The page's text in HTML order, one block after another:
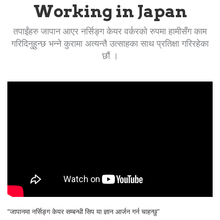
Working in Japan
तपाईंहरु जापान आएर नर्सिङ्ग केयर वर्करको रुपमा हामीसँग काम
गरिदिनुहुन्छ भन्ने कुरामा अत्यन्तै उत्साहका साथ प्रतिक्षा गरिरहेका
छौं ।
“जापानमा नर्सिङ्ग केयर सम्बन्धी सिप या ज्ञान आर्जन गर्न चाहन्छु”